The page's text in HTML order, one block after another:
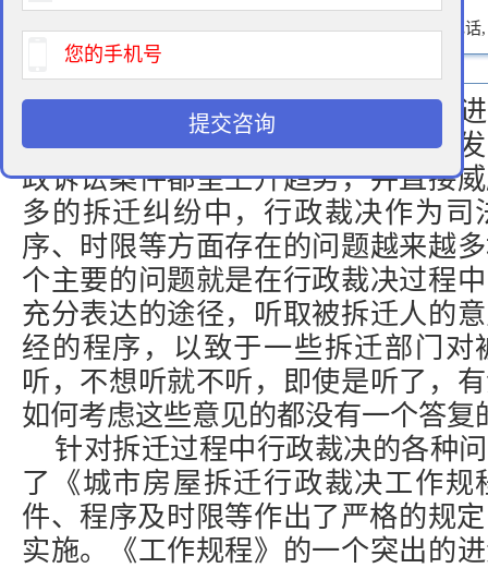
免费法律咨询热线:400-900-9881 请输入您的电话
强制拆迁，如今在各地的城市化
个沉重的话题，由于强制拆迁而引
政诉讼案件都呈上升趋势，并直接
多的拆迁纠纷中，行政裁决作为司
序、时限等方面存在的问题越来越
个主要的问题就是在行政裁决过程
充分表达的途径，听取被拆迁人的
经的程序，以致于一些拆迁部门对
听，不想听就不听，即使是听了，
如何考虑这些意见的都没有一个答复
针对拆迁过程中行政裁决的各种
了《城市房屋拆迁行政裁决工作规
件、程序及时限等作出了严格的规
实施。《工作规程》的一个突出的
提交咨询